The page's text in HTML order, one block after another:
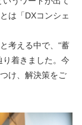
は「DXコンシェ
考える中で、“蓄
り着きました。今
け、解決策をご